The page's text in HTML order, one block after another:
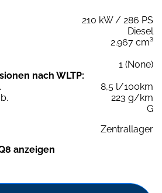
210 kW / 286 PS
Diesel
2.967 cm³
1 (None)
nach WLTP:
8,5 l/100km
223 g/km
G
Zentrallager
anzeigen